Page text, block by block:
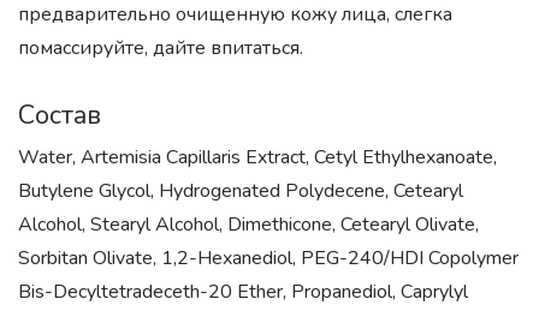
предварительно очищенную кожу лица, слегка
помассируйте, дайте впитаться.
Состав
Water, Artemisia Capillaris Extract, Cetyl Ethylhexanoate,
Butylene Glycol, Hydrogenated Polydecene, Cetearyl
Alcohol, Stearyl Alcohol, Dimethicone, Cetearyl Olivate,
Sorbitan Olivate, 1,2-Hexanediol, PEG-240/HDI Copolymer
Bis-Decyltetradeceth-20 Ether, Propanediol, Caprylyl